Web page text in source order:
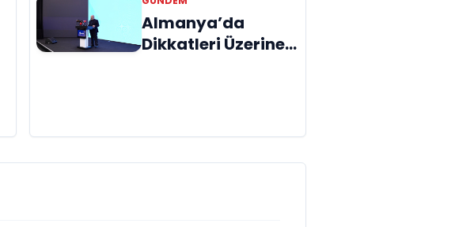
Hayatını Kaybetti
Almanya’da
Dikkatleri Üzerine